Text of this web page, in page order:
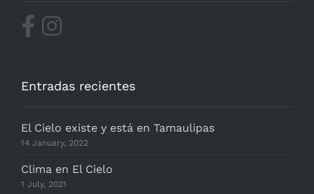
Entradas recientes
El Cielo existe y está en Tamaulipas
14 January, 2022
Clima en El Cielo
1 July, 2021